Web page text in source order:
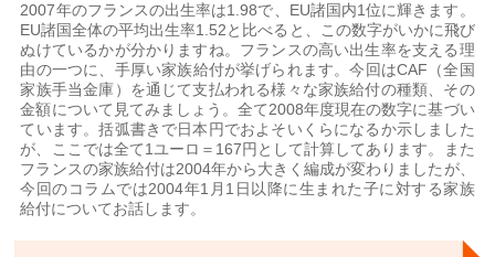
2007年のフランスの出生率は1.98で、EU諸国内1位に輝きます。
EU諸国全体の平均出生率1.52と比べると、この数字がいかに飛び
ぬけているかが分かりますね。フランスの高い出生率を支える理
由の一つに、手厚い家族給付が挙げられます。今回はCAF（全国
家族手当金庫）を通じて支払われる様々な家族給付の種類、その
金額について見てみましょう。全て2008年度現在の数字に基づい
ています。括弧書きで日本円でおよそいくらになるか示しました
が、ここでは全て1ユーロ＝167円として計算してあります。また
フランスの家族給付は2004年から大きく編成が変わりましたが、
今回のコラムでは2004年1月1日以降に生まれた子に対する家族
給付についてお話します。